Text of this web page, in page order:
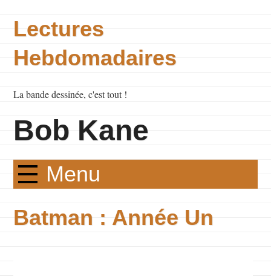
Lectures
Hebdomadaires
La bande dessinée, c'est tout !
Bob Kane
Menu
Batman : Année Un